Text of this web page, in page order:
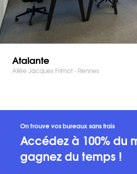
Atalante
Allée Jacques Frimot - Rennes
On trouve vos bureaux sans frais
Accédez à 100% du
gagnez du temps !